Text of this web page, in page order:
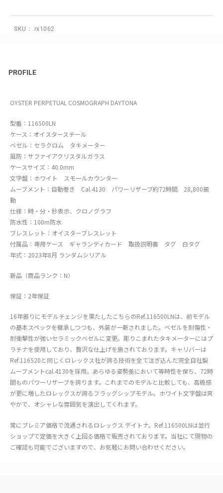
SKU： rx1062
PROFILE
OYSTER PERPETUAL COSMOGRAPH DAYTONA
型番：116500LN
ケース：オイスタースチール
ベゼル：セラクロム タキメーター
風防：サファイアクリスタルガラス
ケースサイズ：40.0mm
文字盤：ホワイト スモールカウンター
ムーブメント：自動巻き Cal.4130 パワーリザーブ約72時間 28,800振
動
仕様：時・分・秒表示、クロノグラフ
防水性：100m防水
ブレスレット：オイスターブレスレット
付属品：専用ケース ギャランティカード 取扱説明書 タグ 白タグ
年式：2023年8月 ランダムシリアル
新品（商品ランク：N）
保証：2年保証
16年振りにモデルチェンジを果たしたこちらのRef.116500LNは、前モデル
の基本スペックを継承しつつも、外装が一新されました。ベゼルを耐傷性・
耐衝撃性が強いセラミックベゼルに変更。彫りこまれたタキメーターにはプ
ラチナを使用しており、贅沢な仕上げを施されております。キャリバーは
Ref.116520と同じくロレックス社が誇る技術を全て注ぎ込んだ完全自社製
ムーブメントcal.4130を採用。あらゆる姿勢差において等時性を保ち、72時
間ものパワーリザーブを誇ります。これまでのモデルと比較しても、高級感
が更に増したロレックスが誇るフラッグシップモデル。ホワイト文字盤は爽
やかで、オシャレな雰囲気を演出してくれます。
常にプレミア価格で流通されるロレックス デイトナ。Ref.116500LNは並行
ショップで定価を大きく上回る価格で販売されております。当社にて現物の
ご確認も可能でございますので、お気軽にお問い合わせください。